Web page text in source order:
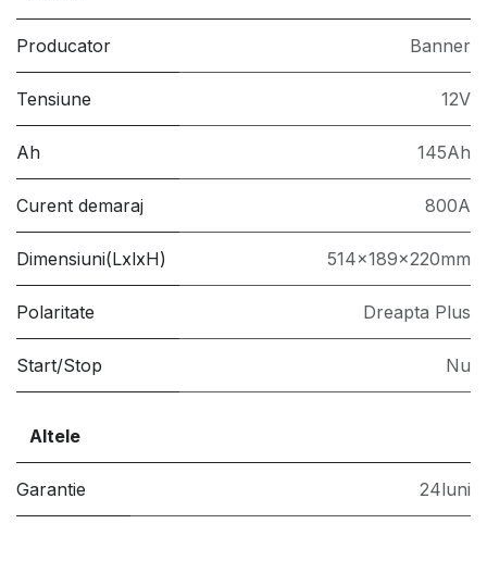
Producator Banner
Tensiune 12V
Ah 145Ah
Curent demaraj 800A
Dimensiuni(LxlxH) 514x189x220mm
Polaritate Dreapta Plus
Start/Stop Nu
Altele
Garantie 24luni